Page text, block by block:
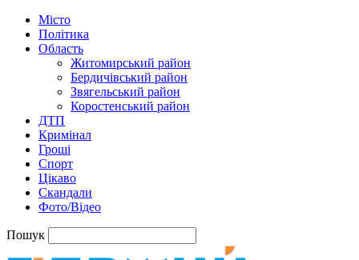
Місто
Політика
Область
Житомирський район
Бердичівський район
Звягельський район
Коростенський район
ДТП
Кримінал
Гроші
Спорт
Цікаво
Скандали
Фото/Відео
Пошук